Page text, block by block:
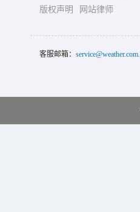
版权声明
网站律师
客服邮箱：